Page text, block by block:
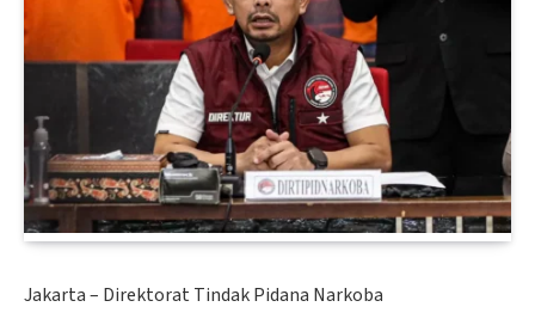
Jakarta – Direktorat Tindak Pidana Narkoba